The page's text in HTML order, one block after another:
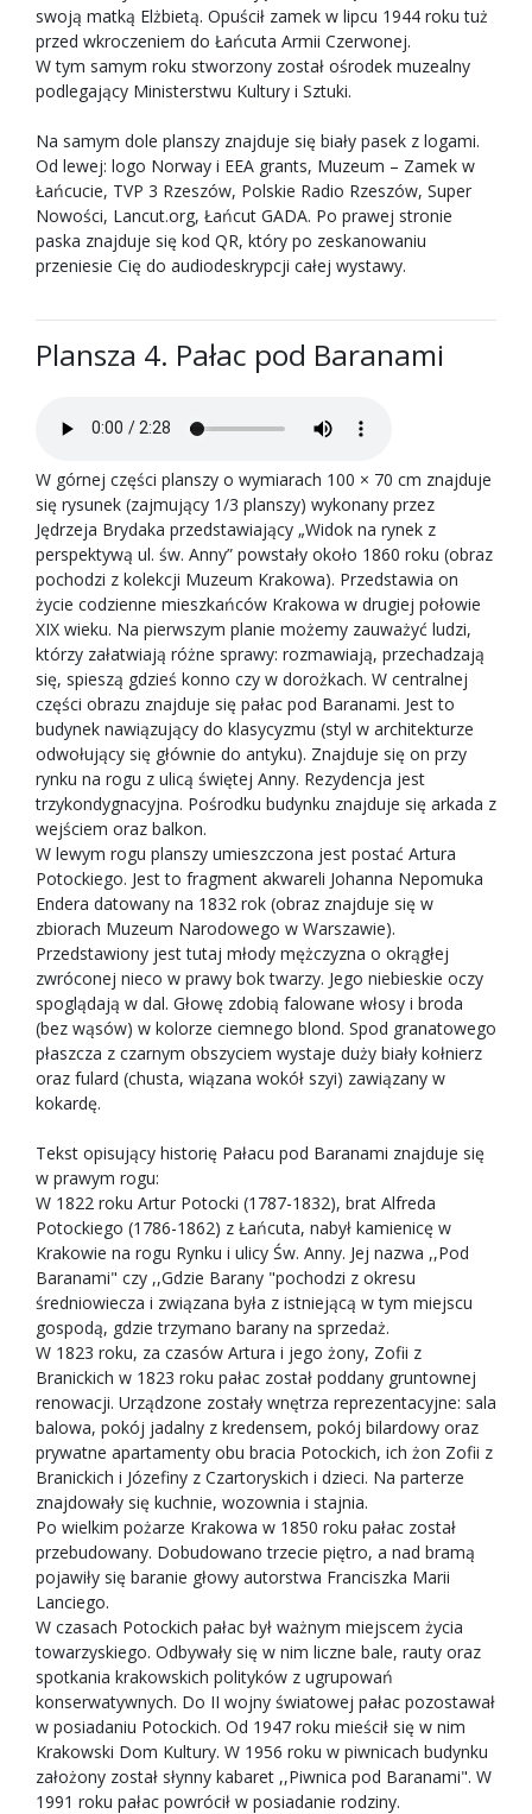
swoją matką Elżbietą. Opuścił zamek w lipcu 1944 roku tuż
przed wkroczeniem do Łańcuta Armii Czerwonej.
W tym samym roku stworzony został ośrodek muzealny
podlegający Ministerstwu Kultury i Sztuki.
Na samym dole planszy znajduje się biały pasek z logami.
Od lewej: logo Norway i EEA grants, Muzeum – Zamek w
Łańcucie, TVP 3 Rzeszów, Polskie Radio Rzeszów, Super
Nowości, Lancut.org, Łańcut GADA. Po prawej stronie
paska znajduje się kod QR, który po zeskanowaniu
przeniesie Cię do audiodeskrypcji całej wystawy.
Plansza 4. Pałac pod Baranami
W górnej części planszy o wymiarach 100 × 70 cm znajduje
się rysunek (zajmujący 1/3 planszy) wykonany przez
Jędrzeja Brydaka przedstawiający „Widok na rynek z
perspektywą ul. św. Anny” powstały około 1860 roku (obraz
pochodzi z kolekcji Muzeum Krakowa). Przedstawia on
życie codzienne mieszkańców Krakowa w drugiej połowie
XIX wieku. Na pierwszym planie możemy zauważyć ludzi,
którzy załatwiają różne sprawy: rozmawiają, przechadzają
się, spieszą gdzieś konno czy w dorożkach. W centralnej
części obrazu znajduje się pałac pod Baranami. Jest to
budynek nawiązujący do klasycyzmu (styl w architekturze
odwołujący się głównie do antyku). Znajduje się on przy
rynku na rogu z ulicą świętej Anny. Rezydencja jest
trzykondygnacyjna. Pośrodku budynku znajduje się arkada z
wejściem oraz balkon.
W lewym rogu planszy umieszczona jest postać Artura
Potockiego. Jest to fragment akwareli Johanna Nepomuka
Endera datowany na 1832 rok (obraz znajduje się w
zbiorach Muzeum Narodowego w Warszawie).
Przedstawiony jest tutaj młody mężczyzna o okrągłej
zwróconej nieco w prawy bok twarzy. Jego niebieskie oczy
spoglądają w dal. Głowę zdobią falowane włosy i broda
(bez wąsów) w kolorze ciemnego blond. Spod granatowego
płaszcza z czarnym obszyciem wystaje duży biały kołnierz
oraz fulard (chusta, wiązana wokół szyi) zawiązany w
kokardę.
Tekst opisujący historię Pałacu pod Baranami znajduje się
w prawym rogu:
W 1822 roku Artur Potocki (1787-1832), brat Alfreda
Potockiego (1786-1862) z Łańcuta, nabył kamienicę w
Krakowie na rogu Rynku i ulicy Św. Anny. Jej nazwa ,,Pod
Baranami" czy ,,Gdzie Barany "pochodzi z okresu
średniowiecza i związana była z istniejącą w tym miejscu
gospodą, gdzie trzymano barany na sprzedaż.
W 1823 roku, za czasów Artura i jego żony, Zofii z
Branickich w 1823 roku pałac został poddany gruntownej
renowacji. Urządzone zostały wnętrza reprezentacyjne: sala
balowa, pokój jadalny z kredensem, pokój bilardowy oraz
prywatne apartamenty obu bracia Potockich, ich żon Zofii z
Branickich i Józefiny z Czartoryskich i dzieci. Na parterze
znajdowały się kuchnie, wozownia i stajnia.
Po wielkim pożarze Krakowa w 1850 roku pałac został
przebudowany. Dobudowano trzecie piętro, a nad bramą
pojawiły się baranie głowy autorstwa Franciszka Marii
Lanciego.
W czasach Potockich pałac był ważnym miejscem życia
towarzyskiego. Odbywały się w nim liczne bale, rauty oraz
spotkania krakowskich polityków z ugrupowań
konserwatywnych. Do II wojny światowej pałac pozostawał
w posiadaniu Potockich. Od 1947 roku mieścił się w nim
Krakowski Dom Kultury. W 1956 roku w piwnicach budynku
założony został słynny kabaret ,,Piwnica pod Baranami". W
1991 roku pałac powrócił w posiadanie rodziny.